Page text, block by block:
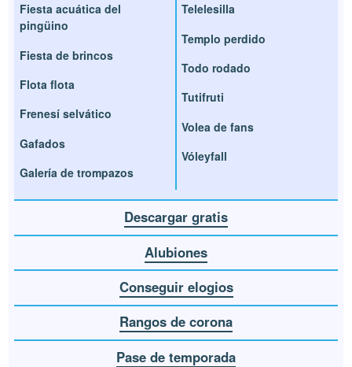
Fiesta acuática del
pingüino
Fiesta de brincos
Flota flota
Frenesí selvático
Gafados
Galería de trompazos
Telelesilla
Templo perdido
Todo rodado
Tutifruti
Volea de fans
Vóleyfall
Descargar gratis
Alubiones
Conseguir elogios
Rangos de corona
Pase de temporada